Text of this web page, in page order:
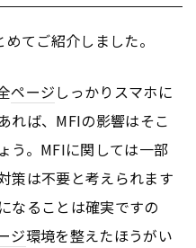
てご紹介しました。
ページしっかりスマホに
れば、MFIの影響はそこ
う。MFIに関しては一部
策は不要と考えられます
なることは確実ですの
ジ環境を整えたほうがい